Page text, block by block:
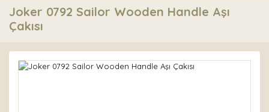
Joker 0792 Sailor Wooden Handle Aşı
Çakısı